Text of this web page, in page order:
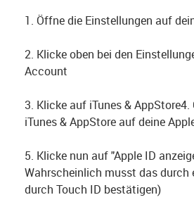
1. Öffne die Einstellungen auf
2. Klicke oben bei den
Account
3. Klicke auf iTunes & AppStore4.
iTunes & AppStore auf deine
5. Klicke nun auf "Apple ID
Wahrscheinlich musst das durch
durch Touch ID bestätigen)